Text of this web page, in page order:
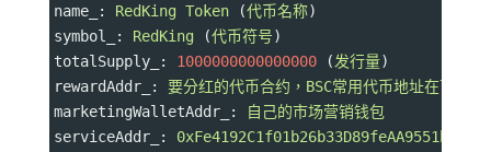
name_ : RedKing Token (代币名称)
symbol_
: RedKing (代币符号)
totalSupply_
: 1000000000000000 (发行量)
rewardAddr_
: 要分红的代币合约，BSC常用代币地址在下方
marketingWalletAddr_
:
自己的市场营销钱包
serviceAddr_
: